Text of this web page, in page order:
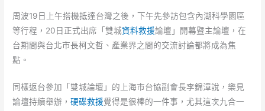
周波19日上午搭機抵達台灣之後，下午先參訪包含內湖科學園區
等行程，20日正式出席「雙城資料救援論壇」開幕暨主論壇，在
台期間與台北市長柯文哲、產業界之間的交流討論都將成為焦
點。
同樣返台參加「雙城論壇」的上海市台協副會長李錦漳說，樂見
論壇持續舉辦，硬碟救援覺得是很棒的一件事，尤其這次九合一